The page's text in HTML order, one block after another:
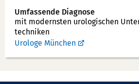
e
r:
Umfassende Diagnose
mit modernsten uro­logischen
techniken
Urologe München